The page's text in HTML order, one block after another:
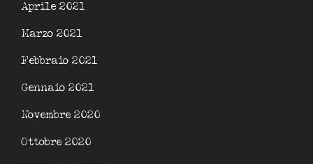
Aprile 2021
Marzo 2021
Febbraio 2021
Gennaio 2021
Novembre 2020
Ottobre 2020